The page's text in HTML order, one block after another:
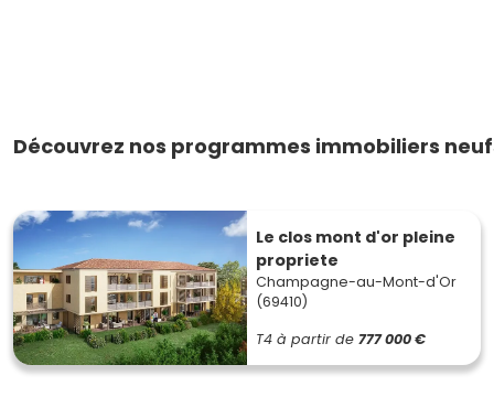
Découvrez nos programmes immobiliers
Le clos mont d'or pleine
propriete
Champagne-au-Mont-d'Or
(69410)
T4 à partir de 777 000 €